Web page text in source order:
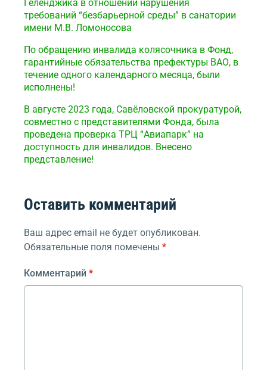
Геленджика в отношении нарушения
требований “безбарьерной среды” в санатории
имени М.В. Ломоносова
По обращению инвалида колясочника в Фонд,
гарантийные обязательства префектуры ВАО, в
течение одного календарного месяца, были
исполнены!
В августе 2023 года, Савёловской прокуратурой,
совместно с представителями Фонда, была
проведена проверка ТРЦ “Авиапарк” на
доступность для инвалидов. Внесено
представление!
Оставить комментарий
Ваш адрес email не будет опубликован.
Обязательные поля помечены *
Комментарий *